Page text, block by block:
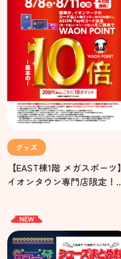
グッズ
【EAST棟1階 メガスポーツ】
イオンタウン専門店限定！
NEW